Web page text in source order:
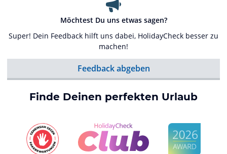
Möchtest Du uns etwas sagen?
Super! Dein Feedback hilft uns dabei, HolidayCheck besser zu
machen!
Feedback abgeben
Finde Deinen perfekten Urlaub